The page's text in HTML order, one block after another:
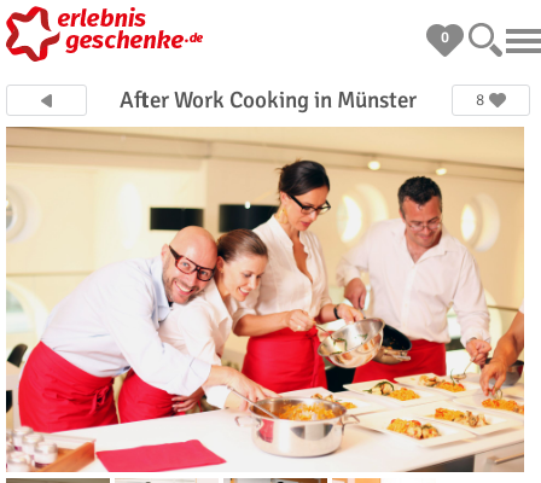
0
After Work Cooking in Münster 8